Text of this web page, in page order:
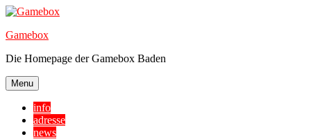
Skip
content
Gamebox
Die Homepage der Gamebox Baden
Menu
info
adresse
news